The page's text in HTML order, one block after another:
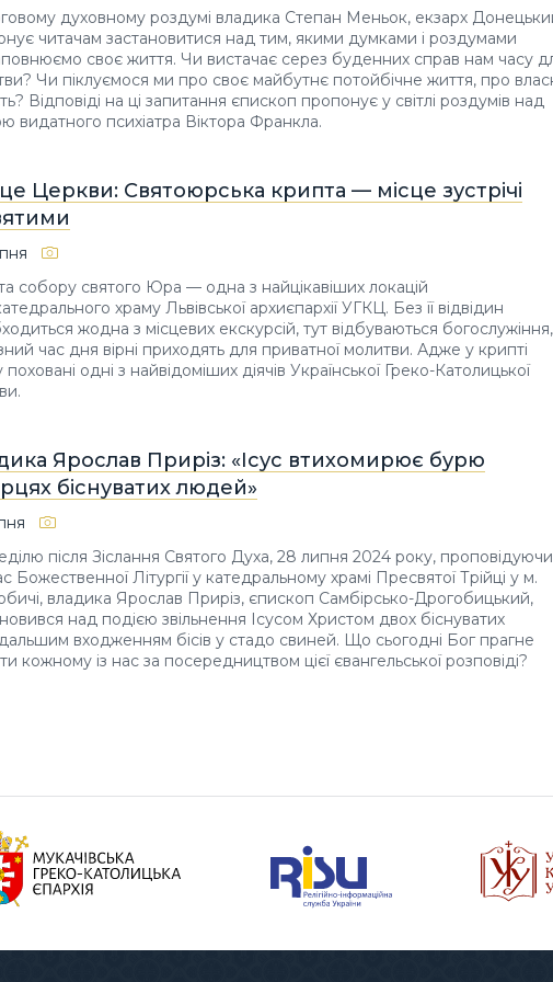
духовному роздумі владика Степан Меньок, екзарх
читачам застановитися над тим, якими думками і роздумами
своє життя. Чи вистачає серез буденних справ нам часу
Чи піклуємося ми про своє майбутнє потойбічне життя, про
Відповіді на ці запитання єпископ пропонує у світлі роздумів над
видатного психіатра Віктора Франкла.
Церкви: Святоюрська крипта — місце зустрічі
собору святого Юра — одна з найцікавіших локацій
храму Львівської архиєпархії УГКЦ. Без її відвідин
жодна з місцевих екскурсій, тут відбуваються богослужіння,
час дня вірні приходять для приватної молитви. Адже у крипті
поховані одні з найвідоміших діячів Української Греко-Католицької
Ярослав Приріз: «Ісус втихомирює бурю
біснуватих людей»
після Зіслання Святого Духа, 28 липня 2024 року, проповідуючи
Божественної Літургії у катедральному храмі Пресвятої Трійці у м.
владика Ярослав Приріз, єпископ Самбірсько-Дрогобицький,
над подією звільнення Ісусом Христом двох біснуватих
входженням бісів у стадо свиней. Що сьогодні Бог прагне
кожному із нас за посередництвом цієї євангельської розповіді?